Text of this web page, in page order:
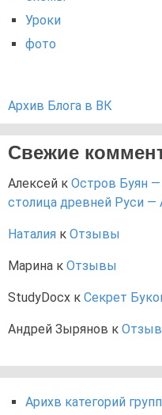
Уроки
фото
Архив Блога в ВК
Свежие
Алексей к Остров Буян
столица древней Руси —
Наталия к Отзывы
Марина к Отзывы
StudyDocx к Секрет
Андрей Зырянов к
Арихв категорий групп